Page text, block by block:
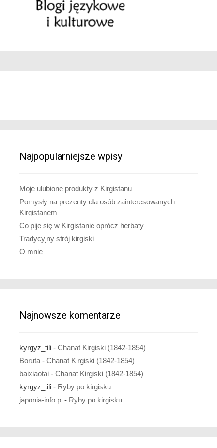
Najpopularniejsze wpisy
Moje ulubione produkty z Kirgistanu
Pomysły na prezenty dla osób zainteresowanych
Kirgistanem
Co pije się w Kirgistanie oprócz herbaty
Tradycyjny strój kirgiski
O mnie
Najnowsze komentarze
kyrgyz_tili - Chanat Kirgiski (1842-1854)
Boruta - Chanat Kirgiski (1842-1854)
baixiaotai - Chanat Kirgiski (1842-1854)
kyrgyz_tili - Ryby po kirgisku
japonia-info.pl - Ryby po kirgisku